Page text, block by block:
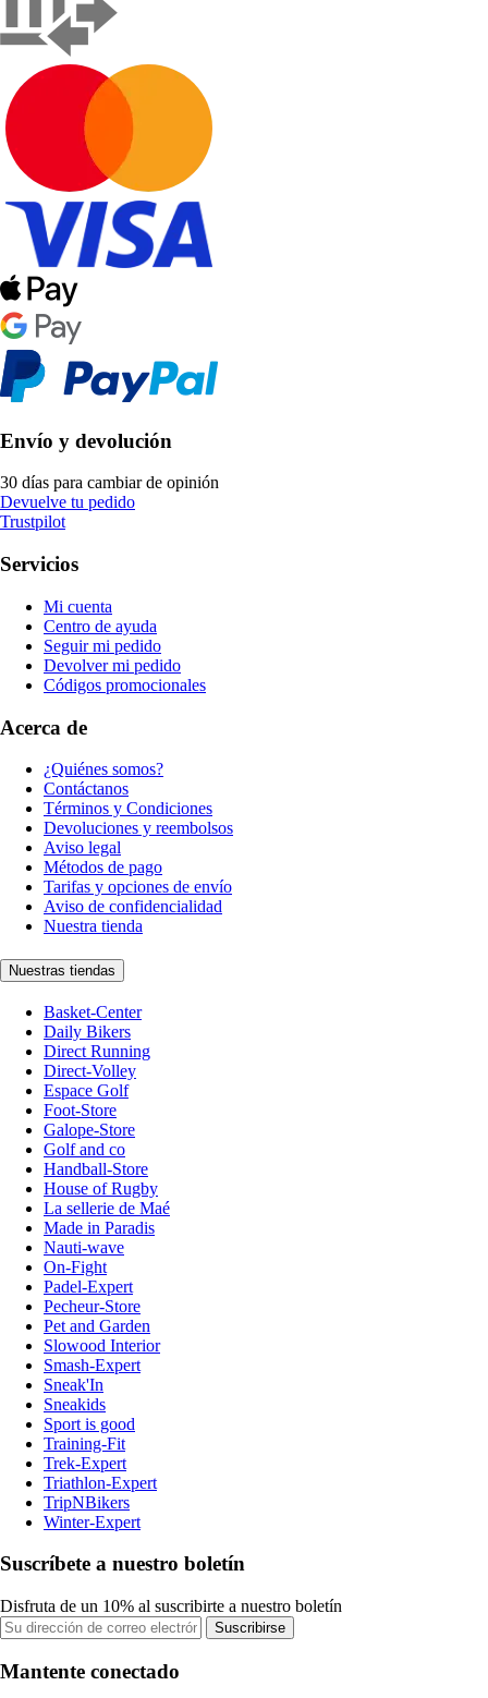
Envío y devolución
30 días para cambiar de opinión
Devuelve tu pedido
Trustpilot
Servicios
Mi cuenta
Centro de ayuda
Seguir mi pedido
Devolver mi pedido
Códigos promocionales
Acerca de
¿Quiénes somos?
Contáctanos
Términos y Condiciones
Devoluciones y reembolsos
Aviso legal
Métodos de pago
Tarifas y opciones de envío
Aviso de confidencialidad
Nuestra tienda
Nuestras tiendas
Basket-Center
Daily Bikers
Direct Running
Direct-Volley
Espace Golf
Foot-Store
Galope-Store
Golf and co
Handball-Store
House of Rugby
La sellerie de Maé
Made in Paradis
Nauti-wave
On-Fight
Padel-Expert
Pecheur-Store
Pet and Garden
Slowood Interior
Smash-Expert
Sneak'In
Sneakids
Sport is good
Training-Fit
Trek-Expert
Triathlon-Expert
TripNBikers
Winter-Expert
Suscríbete a nuestro boletín
Disfruta de un 10% al suscribirte a nuestro boletín
Suscribirse
Mantente conectado